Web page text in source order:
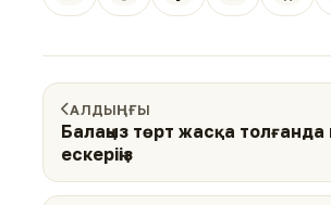
АЛДЫҢҒЫ
Балаңыз төрт жасқа
ескеріңіз